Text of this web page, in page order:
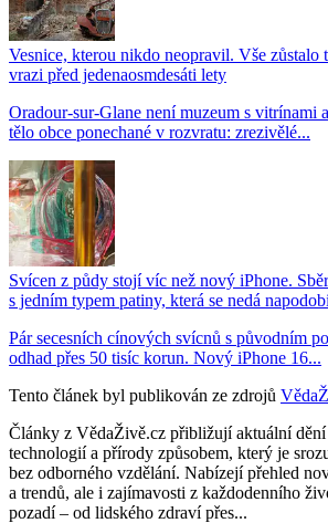
Vesnice, kterou nikdo neopravil. Vše zůstalo
vrazi před jedenaosmdesáti lety
Oradour-sur-Glane není muzeum s vitrínami
tělo obce ponechané v rozvratu: zrezivělé...
Svícen z půdy stojí víc než nový iPhone.
s jedním typem patiny, která se nedá
Pár secesních cínových svícnů s původním
odhad přes 50 tisíc korun. Nový iPhone 16...
Tento článek byl publikován ze zdrojů
Články z VědaŽivě.cz přibližují aktuální dění
technologií a přírody způsobem, který je
bez odborného vzdělání. Nabízejí přehled
a trendů, ale i zajímavosti z každodenního
pozadí – od lidského zdraví přes...